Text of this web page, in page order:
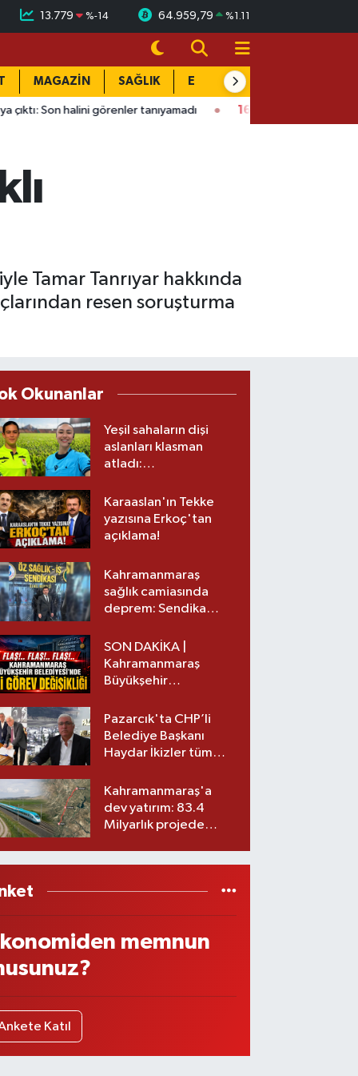
13.779 %-14 64.959,79 %1.11
MAGAZİN SAĞLIK EĞİTİM
görenler tanıyamadı 16:01Kahramanmaraş’ta bina çöktü:
Tamar Tanrıyar hakkında
resen soruşturma
Okunanlar
Yeşil sahaların dişi
aslanları klasman
atladı:
üst lige iki transfer!
Karaaslan'ın Tekke
yazısına Erkoç'tan
açıklama!
Kahramanmaraş
sağlık camiasında
deprem: Sendika
SON DAKİKA |
Kahramanmaraş
Büyükşehir
görev değişikliği!
Pazarcık'ta CHP’li
Belediye Başkanı
Haydar İkizler tüm
yeni partisi
Kahramanmaraş'a
dev yatırım: 83.4
Milyarlık projede
memnun
Katıl